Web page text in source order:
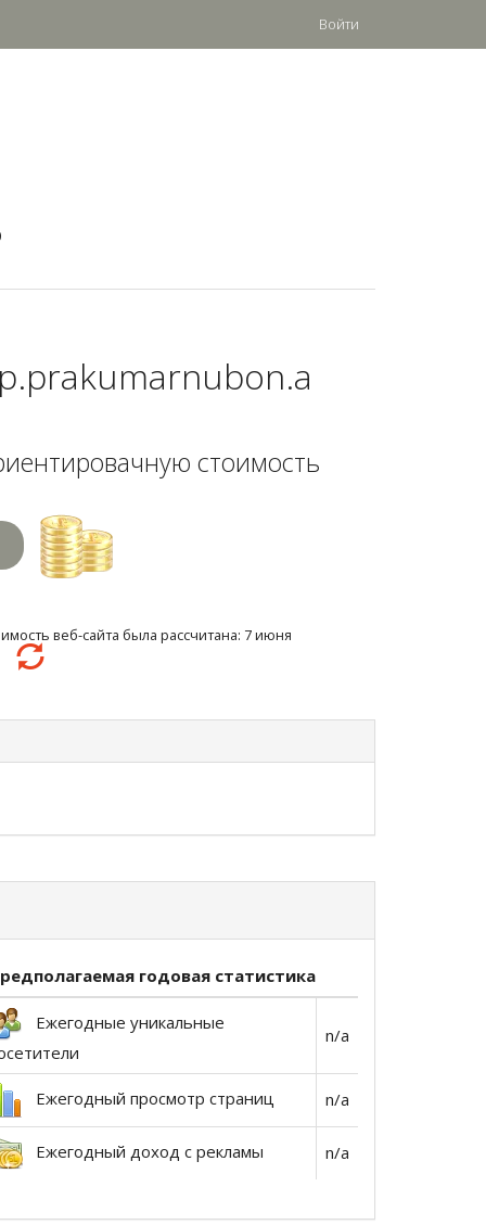
Войти
стоимость
веб-сайта была рассчитана: 7 июня
годовая статистика
Ежегодные уникальные
n/a
Ежегодный просмотр страниц n/a
Ежегодный доход с рекламы n/a